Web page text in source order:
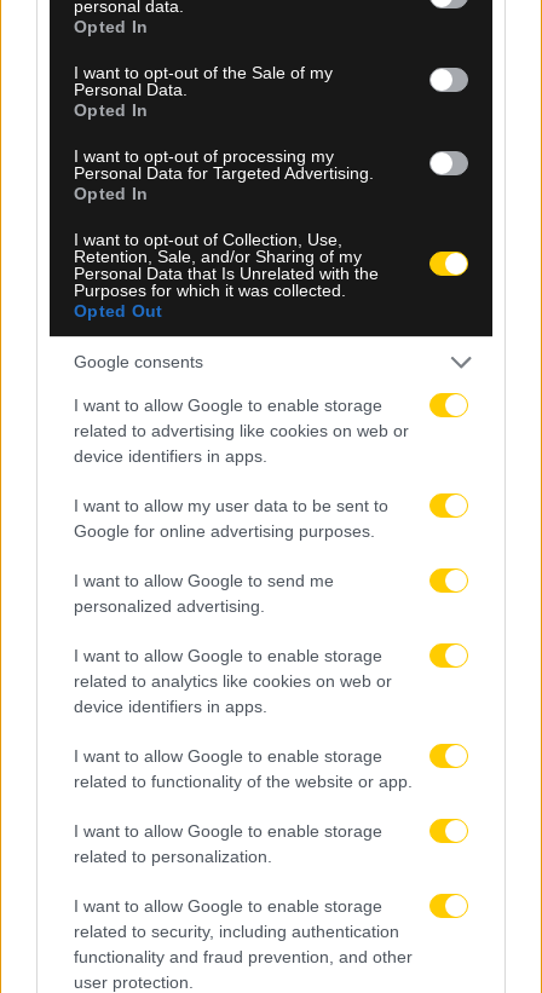
grant or deny consent to Google and its third-party tags to
use your data for below specified purposes in below Google
consent section.
personal data.
Opted In
I want to opt-out of the Sale of my
Personal Data.
Opted In
I want to opt-out of processing my
Personal Data for Targeted Advertising.
Opted In
I want to opt-out of Collection, Use,
Retention, Sale, and/or Sharing of my
Personal Data that Is Unrelated with the
Purposes for which it was collected.
Opted Out
Google consents
I want to allow Google to enable storage
related to advertising like cookies on web or
device identifiers in apps.
I want to allow my user data to be sent to
Google for online advertising purposes.
I want to allow Google to send me
personalized advertising.
I want to allow Google to enable storage
related to analytics like cookies on web or
device identifiers in apps.
I want to allow Google to enable storage
related to functionality of the website or app.
I want to allow Google to enable storage
related to personalization.
I want to allow Google to enable storage
related to security, including authentication
functionality and fraud prevention, and other
user protection.
Καναδάς: Εκτός ελέγχου η μεγάλη φωτιά στη
Βρετανική Κολούμπια – Πάνω από 20.000
εκκενώσεις